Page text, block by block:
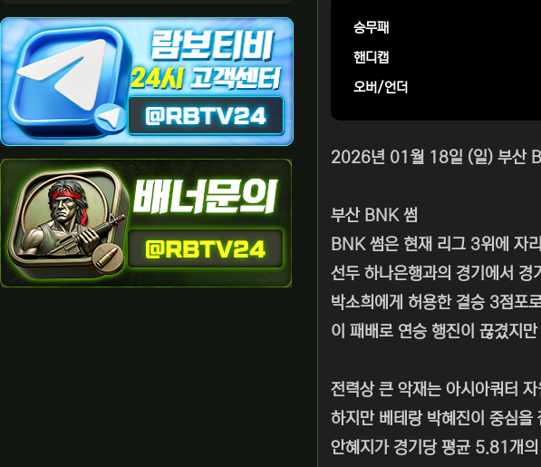
승무패
핸디캡
오버/언더
2026년 01월 18일 (일) 부산
부산 BNK 썸
BNK 썸은 현재 리그 3위에 자
선두 하나은행과의 경기에서 경
박소희에게 허용한 결승 3점포
이 패배로 연승 행진이 끊겼지
전력상 큰 악재는 아시아쿼터
하지만 베테랑 박혜진이 중심을
안혜지가 경기당 평균 5.81개
⛔람보티비 [정회원 등급UP! 안내사항]
⛔람보티비 [채팅방 이용시 주의사항]
⛔람보티비 [공식보증업체 안내]